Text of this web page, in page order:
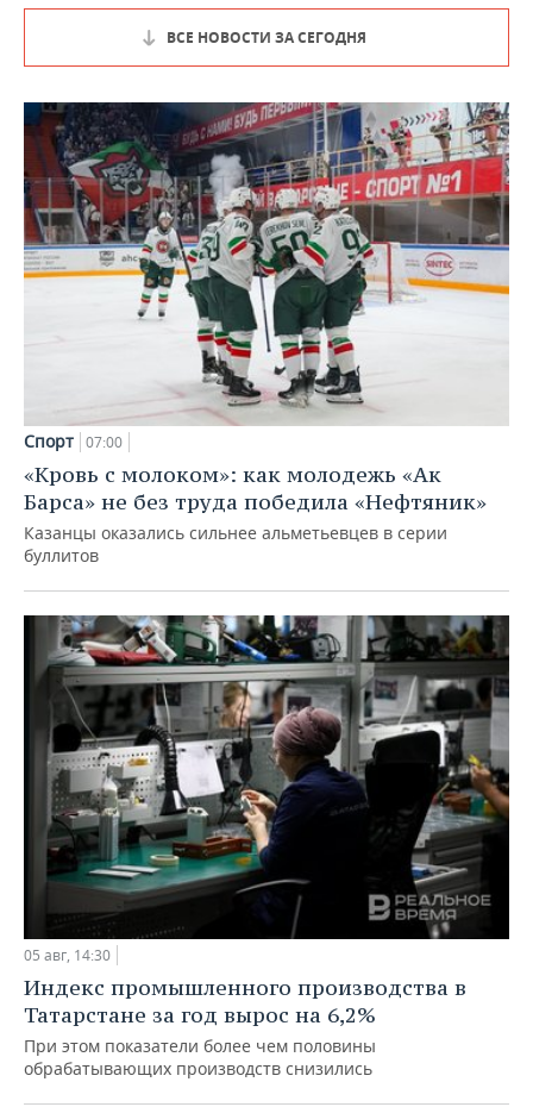
ВСЕ НОВОСТИ ЗА СЕГОДНЯ
Спорт 07:00
«Кровь с молоком»: как молодежь «Ак
Барса» не без труда победила «Нефтяник»
Казанцы оказались сильнее альметьевцев в серии
буллитов
05 авг, 14:30
Индекс промышленного производства в
Татарстане за год вырос на 6,2%
При этом показатели более чем половины
обрабатывающих производств снизились